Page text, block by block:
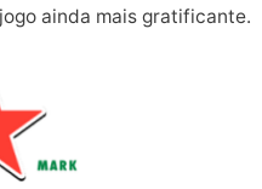
ainda mais gratificante.